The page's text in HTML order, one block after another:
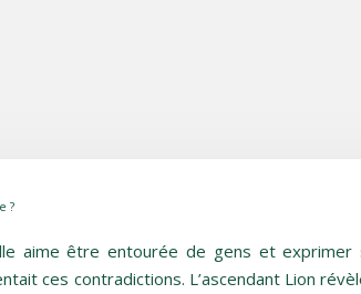
?
aime être entourée de gens et
ces contradictions. L’ascendant Lion